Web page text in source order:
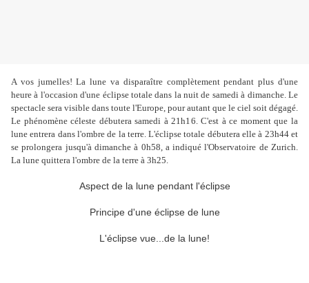
A vos jumelles! La lune va disparaître complètement pendant plus d'une
heure à l'occasion d'une éclipse totale dans la nuit de samedi à dimanche. Le
spectacle sera visible dans toute l'Europe, pour autant que le ciel soit dégagé.
Le phénomène céleste débutera samedi à 21h16. C'est à ce moment que la
lune entrera dans l'ombre de la terre. L'éclipse totale débutera elle à 23h44 et
se prolongera jusqu'à dimanche à 0h58, a indiqué l'Observatoire de Zurich.
La lune quittera l'ombre de la terre à 3h25.
Aspect de la lune pendant l'éclipse
Principe d'une éclipse de lune
L'éclipse vue...de la lune!